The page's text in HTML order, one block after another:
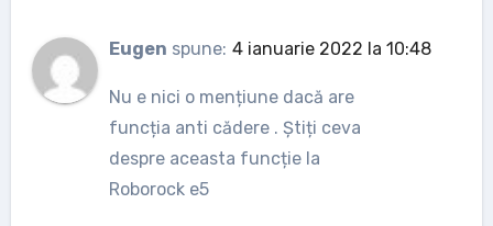
Eugen spune: 4 ianuarie 2022 la 10:48
Nu e nici o mențiune dacă are
funcția anti cădere . Știți ceva
despre aceasta funcție la
Roborock e5